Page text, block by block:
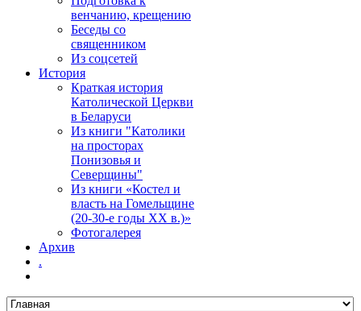
венчанию, крещению
Беседы со
священником
Из соцсетей
История
Краткая история
Католической Церкви
в Беларуси
Из книги "Католики
на просторах
Понизовья и
Северщины"
Из книги «Костел и
власть на Гомельщине
(20-30-е годы ХХ в.)»
Фотогалерея
Архив
.